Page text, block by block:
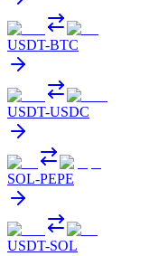
USDT-BTC
USDT-USDC
SOL-PEPE
USDT-SOL